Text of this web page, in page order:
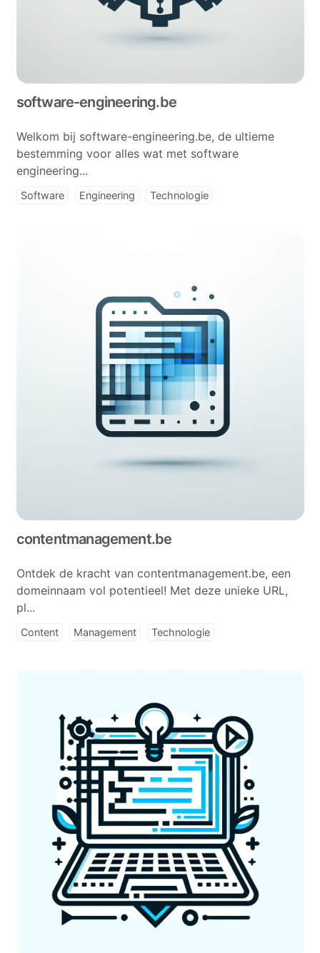
software-engineering.be
Welkom bij software-engineering.be, de ultieme
bestemming voor alles wat met software
engineering...
Software Engineering Technologie
contentmanagement.be
Ontdek de kracht van contentmanagement.be, een
domeinnaam vol potentieel! Met deze unieke URL,
pl...
Content Management Technologie